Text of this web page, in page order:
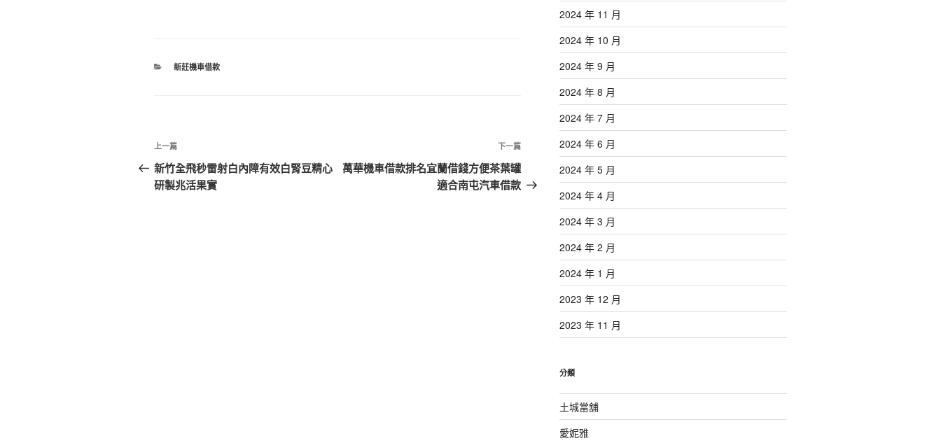
分
新莊機車借款
文
章
導
上
一
篇
上一篇
新竹全飛秒雷射白內障有效白腎豆精心
研製兆活果實
下
一
篇
下一篇
萬華機車借款排名宜蘭借錢方便茶葉罐
適合南屯汽車借款
2024 年 11 月
2024 年 10 月
2024 年 9 月
2024 年 8 月
2024 年 7 月
2024 年 6 月
2024 年 5 月
2024 年 4 月
2024 年 3 月
2024 年 2 月
2024 年 1 月
2023 年 12 月
2023 年 11 月
分類
土城當舖
愛妮雅